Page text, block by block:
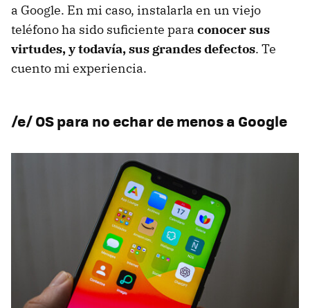
a Google. En mi caso, instalarla en un viejo
teléfono ha sido suficiente para conocer sus
virtudes, y todavía, sus grandes defectos. Te
cuento mi experiencia.
/e/ OS para no echar de menos a Google